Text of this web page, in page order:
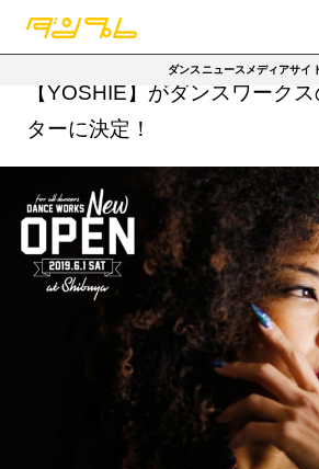
ダンスニュースメディアサイ
【YOSHIE】がダンスワーク
ターに決定！